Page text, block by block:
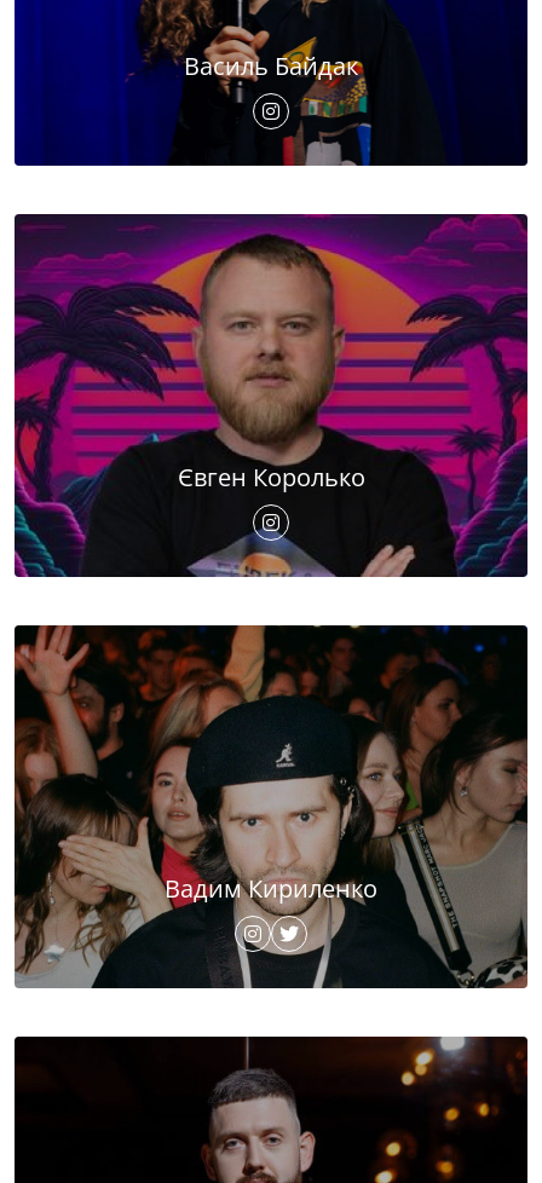
Василь Байдак
Євген Королько
Вадим Кириленко